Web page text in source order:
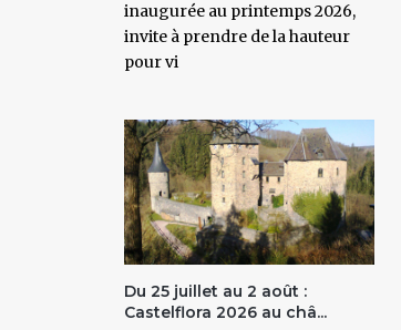
inaugurée au printemps 2026,
invite à prendre de la hauteur
pour vi
Du 25 juillet au 2 août :
Castelflora 2026 au châ...